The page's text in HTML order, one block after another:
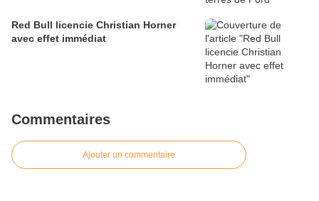
Red Bull licencie Christian Horner
avec effet immédiat
Commentaires
Ajouter un commentaire